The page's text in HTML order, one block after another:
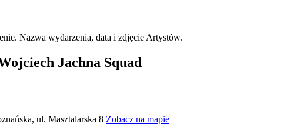
Jachna Squad
ul. Masztalarska 8 Zobacz na mapie